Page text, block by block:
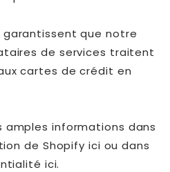
garantissent que notre
de services traitent
cartes de crédit en
amples informations dans
de Shopify ici ou dans
ici.